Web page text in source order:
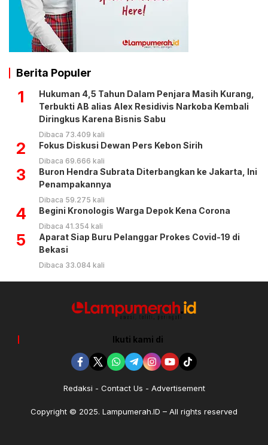
Berita Populer
1
Hukuman 4,5 Tahun Dalam Penjara Masih Kurang,
Terbukti AB alias Alex Residivis Narkoba Kembali
Diringkus Karena Bisnis Sabu
Dibaca 73.409 kali
2 Fokus Diskusi Dewan Pers Kebon Sirih
Dibaca 69.666 kali
3
Buron Hendra Subrata Diterbangkan ke Jakarta, Ini
Penampakannya
Dibaca 59.275 kali
4 Begini Kronologis Warga Depok Kena Corona
Dibaca 41.354 kali
5
Aparat Siap Buru Pelanggar Prokes Covid-19 di
Bekasi
Dibaca 33.084 kali
Ikuti kami di
Redaksi Contact Us Advertisement
Copyright © 2025. Lampumerah.ID – All rights reserved